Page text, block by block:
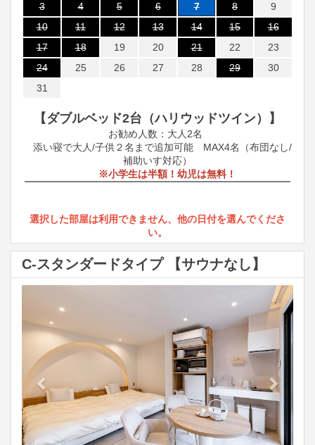
3
4 5 6 7 8
9
10
11 12 13 14 15
16
17
18 19 20 21 22
23
24
25 26 27 28 29
30
31
【ダブルベッド2台（ハリウッドツイン）】
お勧め人数：大人2名
添い寝で大人/子供２名まで追加可能 MAX4名（布団なし/
補助いす対応）
※小学生は半額！幼児は無料！
選択した部屋は利用できません、他の日付を選んでくださ
い。
C-スタンダードタイプ 【サウナなし】
Next